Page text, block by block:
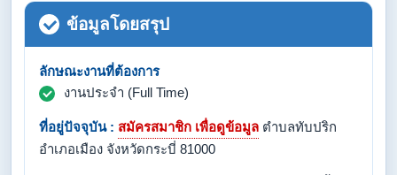
ข้อมูลโดยสรุป
ลักษณะงานที่ต้องการ
งานประจำ (Full Time)
ที่อยู่ปัจจุบัน : สมัครสมาชิก เพื่อดูข้อมูล ตำบลทับปริก
อำเภอเมือง จังหวัดกระบี่ 81000